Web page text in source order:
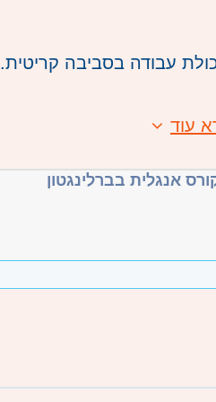
עבודה בסביבה קריטית.
עוד
אנגלית בברלינגטון